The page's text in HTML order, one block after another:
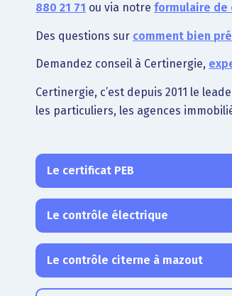
880 21 71 ou via notre formulaire de
Des questions sur comment bien
Demandez conseil à Certinergie,
Certinergie, c’est depuis 2011 le
les particuliers, les agences
Le certificat PEB
Le contrôle électrique
Le contrôle citerne à mazout